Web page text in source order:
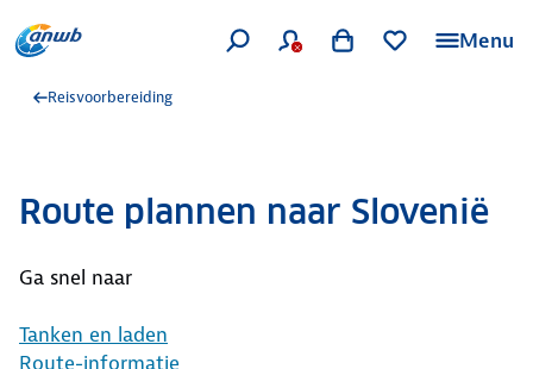
Menu
Reisvoorbereiding
Route plannen naar Slovenië
Ga snel naar
Tanken en laden
Route-informatie